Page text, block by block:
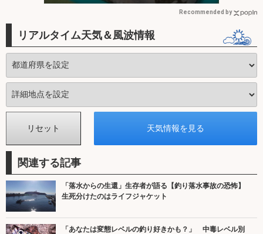
Recommended by
リアルタイム天気＆風波情報
関連する記事
「落水からの生還」生存者が語る【釣り落水事故の恐怖】
生死分けたのはライフジャケット
「あなたは変態レベルの釣り好きかも？」 中毒レベル別